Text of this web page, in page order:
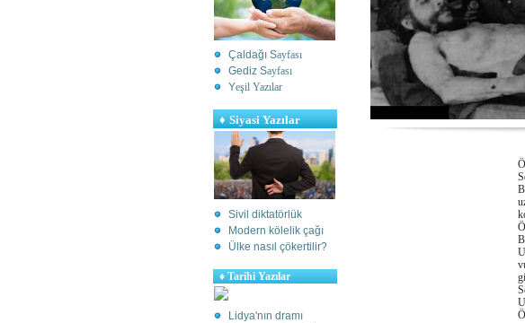
Çaldağı Sayfası
Gediz Sayfası
Yeşil Yazılar
♦ Siyasi Yazılar
Sivil diktatörlük
Modern kölelik çağı
Ülke nasıl çökertilir?
♦ Tarihi Yazılar
Lidya'nın dramı